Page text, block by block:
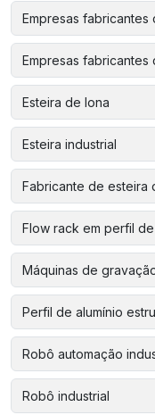
Empresas
Empresas
Esteira de lona
Esteira industrial
Fabricante de esteira
Flow rack em perfil de
Máquinas de
Perfil de alumínio
Robô automação
Robô industrial